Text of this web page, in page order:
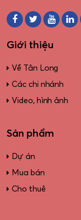
Giới thiệu
Về Tân Long
Các chi nhánh
Video, hình ảnh
Sản phẩm
Dự án
Mua bán
Cho thuê